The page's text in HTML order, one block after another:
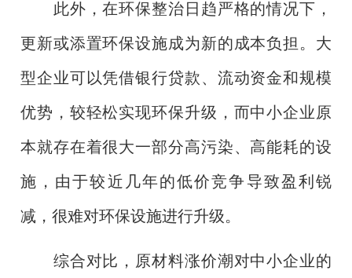
此外，在环保整治日趋严格的情况下，
更新或添置环保设施成为新的成本负担。大
型企业可以凭借银行贷款、流动资金和规模
优势，较轻松实现环保升级，而中小企业原
本就存在着很大一部分高污染、高能耗的设
施，由于较近几年的低价竞争导致盈利锐
减，很难对环保设施进行升级。
综合对比，原材料涨价潮对中小企业的